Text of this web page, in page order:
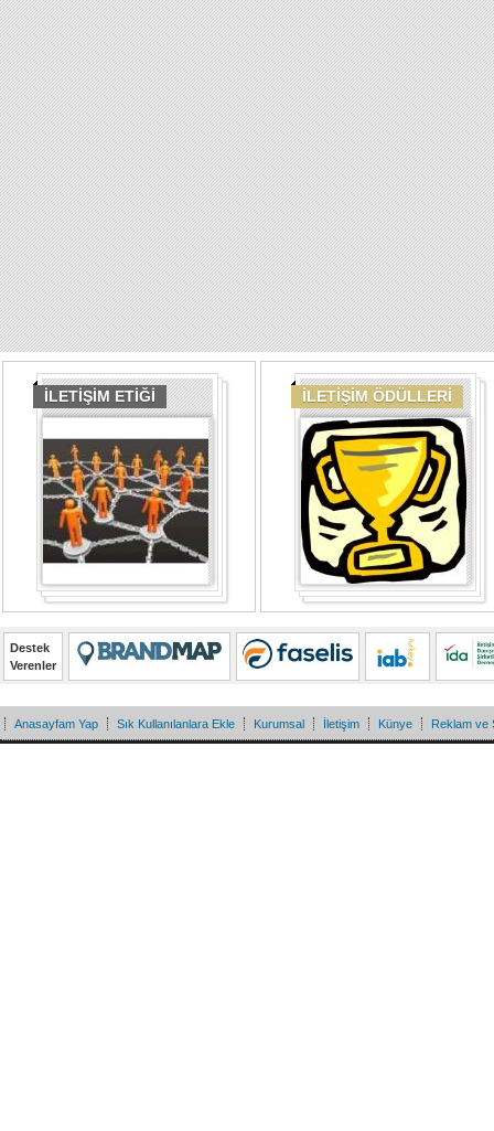
İLETİŞİM ETİĞİ İLETİŞİM ÖDÜLLERİ
Destek
Verenler
Anasayfam Yap Sık Kullanılanlara Ekle Kurumsal İletişim Künye Reklam ve